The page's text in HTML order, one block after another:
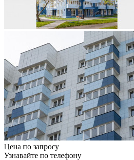
Цена по запросу
Узнавайте по телефону